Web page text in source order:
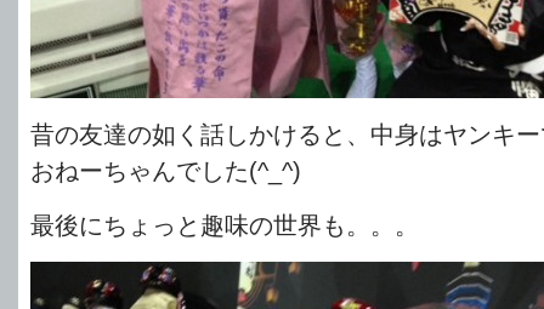
昔の友達の如く話しかけると、中身はヤンキ
おねーちゃんでした(^_^)
最後にちょっと趣味の世界も。。。